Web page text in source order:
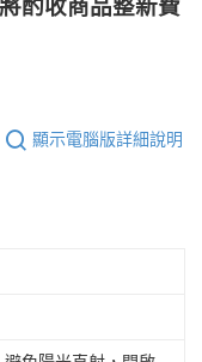
酌收商品整﻿新費
顯示電腦版詳細說明